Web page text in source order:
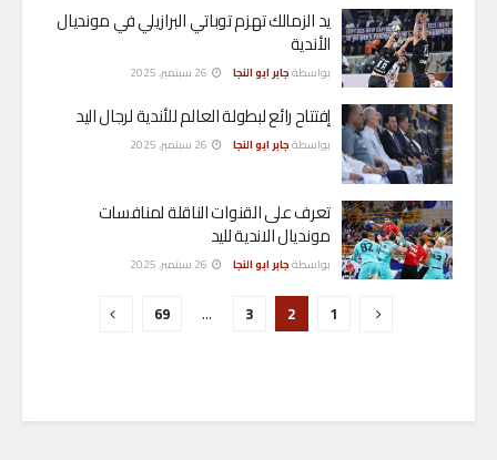
يد الزمالك تهزم توباتي البرازيلي في مونديال
الأندية
بواسطةجابر ابو النجا
إفتتاح رائع لبطولة العالم للأندية لرجال اليد
بواسطةجابر ابو النجا
تعرف على القنوات الناقلة لمنافسات
مونديال الاندية لليد
بواسطةجابر ابو النجا
1
2
3
…
69